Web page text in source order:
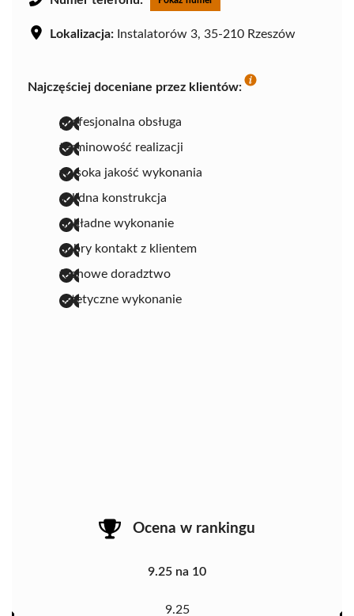
Lokalizacja: Instalatorów 3, 35-210 Rzeszów
Najczęściej doceniane przez klientów:
profesjonalna obsługa
terminowość realizacji
wysoka jakość wykonania
solidna konstrukcja
dokładne wykonanie
dobry kontakt z klientem
fachowe doradztwo
estetyczne wykonanie
Ocena w rankingu
9.25 na 10
9.25